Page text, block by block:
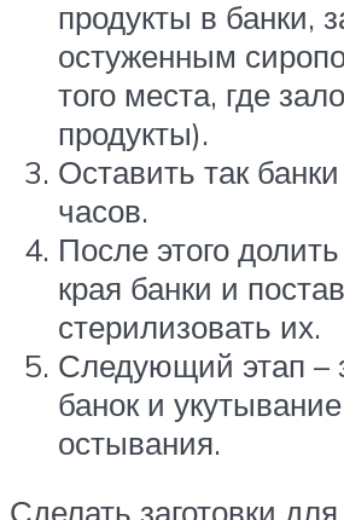
продукты в банки,
остуженным
того места, где
продукты).
Оставить так
часов.
После этого
края банки и
стерилизовать их.
Следующий этап –
банок и
остывания.
Сделать заготовки